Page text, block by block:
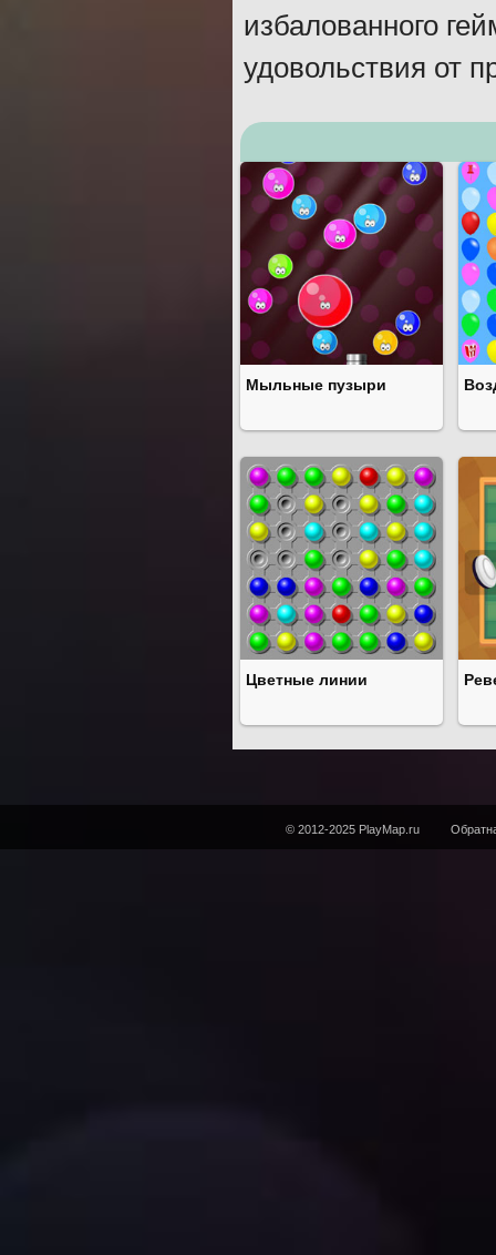
избалованного
удовольствия от
Мыльные пузыри
Цветные линии
© 2012-2025 PlayMap.ru